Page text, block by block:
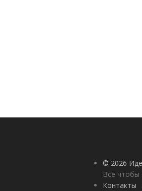
© 2026
Всё чтобы
Контакты